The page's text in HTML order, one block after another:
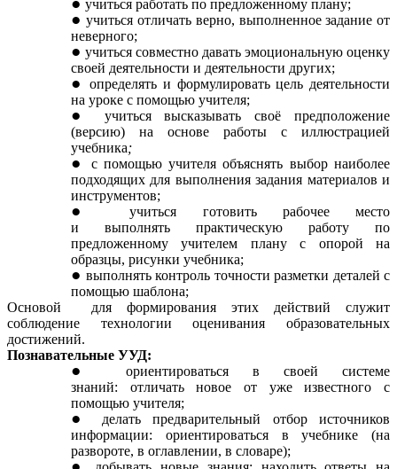
учиться работать по предложенному плану;
учиться отличать верно, выполненное задание от
неверного;
учиться совместно давать эмоциональную оценку
своей деятельности и деятельности других;
определять и формулировать цель деятельности
на уроке с помощью учителя;
учиться высказывать
своё предположение
(версию) на основе работы с иллюстрацией
учебника;
с помощью учителя объяснять выбор наиболее
подходящих для выполнения задания материалов и
инструментов;
учиться готовить рабочее место
и выполнять практическую работу по
предложенному учителем плану с опорой на
образцы, рисунки учебника;
выполнять контроль точности разметки деталей с
помощью шаблона;
Основой для формирования этих действий служит
соблюдение технологии оценивания образовательных
достижений.
Познавательные УУД:
ориентироваться в своей системе
знаний: отличатьновое от уже известного с
помощью учителя;
делать предварительный отбор источников
информации: ориентироваться
в учебнике (на
развороте, в оглавлении, в словаре);